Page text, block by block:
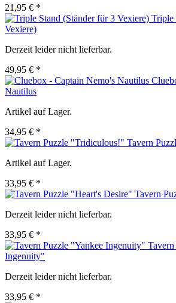
21,95 € *
Triple
Vexiere)
Derzeit leider nicht lieferbar.
49,95 € *
Nautilus
Artikel auf Lager.
34,95 € *
Tavern
Artikel auf Lager.
33,95 € *
Tavern
Derzeit leider nicht lieferbar.
33,95 € *
Ingenuity"
Derzeit leider nicht lieferbar.
33,95 € *